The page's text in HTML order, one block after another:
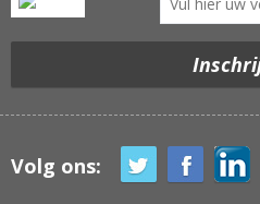
Volg ons: